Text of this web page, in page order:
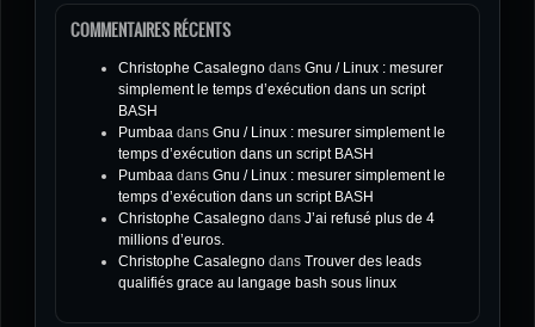
COMMENTAIRES RÉCENTS
Christophe Casalegno dans Gnu / Linux : mesurer
simplement le temps d’exécution dans un script
BASH
Pumbaa dans Gnu / Linux : mesurer simplement le
temps d’exécution dans un script BASH
Pumbaa dans Gnu / Linux : mesurer simplement le
temps d’exécution dans un script BASH
Christophe Casalegno dans J’ai refusé plus de 4
millions d’euros.
Christophe Casalegno dans Trouver des leads
qualifiés grace au langage bash sous linux